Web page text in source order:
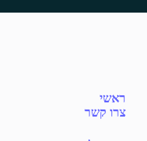
ראשי
צרו קשר